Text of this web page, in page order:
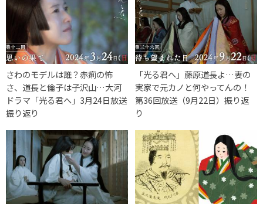
さわのモデルは誰？赤痢の怖
さ、道長と倫子は子沢山…大河
ドラマ「光る君へ」3月24日放送
振り返り
「光る君へ」藤原道長よ…妻の
実家で元カノと何やってんの！
第36回放送（9月22日）振り返
り